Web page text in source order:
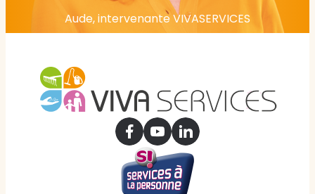
Aude, intervenante VIVASERVICES